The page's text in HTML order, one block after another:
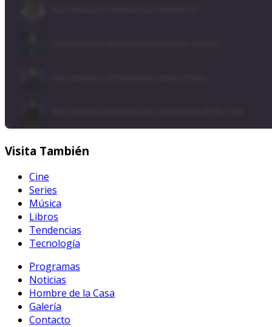
Visita También
Cine
Series
Música
Libros
Tendencias
Tecnología
Programas
Noticias
Hombre de la Casa
Galería
Contacto